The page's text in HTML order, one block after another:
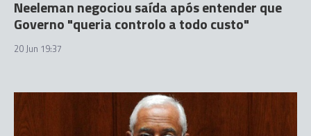
Neeleman negociou saída após entender que
Governo "queria controlo a todo custo"
20 Jun 19:37